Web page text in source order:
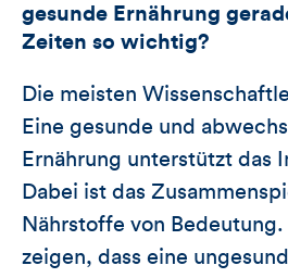
gesunde Ernährung
Zeiten so wichtig?
Die meisten
Eine gesunde und
Ernährung unterstützt das
Dabei ist das
Nährstoffe von
zeigen, dass eine